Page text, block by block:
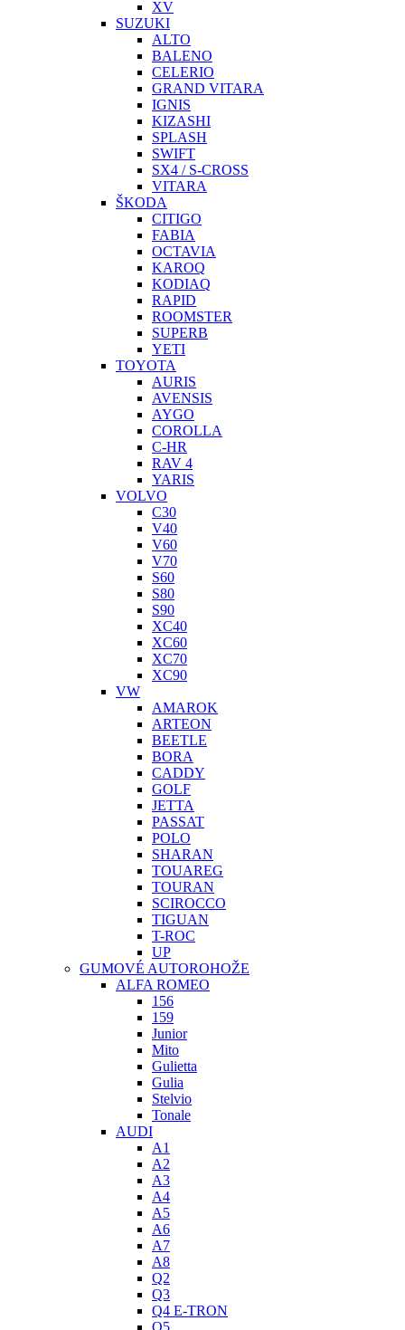
XV
SUZUKI
ALTO
BALENO
CELERIO
GRAND VITARA
IGNIS
KIZASHI
SPLASH
SWIFT
SX4 / S-CROSS
VITARA
ŠKODA
CITIGO
FABIA
OCTAVIA
KAROQ
KODIAQ
RAPID
ROOMSTER
SUPERB
YETI
TOYOTA
AURIS
AVENSIS
AYGO
COROLLA
C-HR
RAV 4
YARIS
VOLVO
C30
V40
V60
V70
S60
S80
S90
XC40
XC60
XC70
XC90
VW
AMAROK
ARTEON
BEETLE
BORA
CADDY
GOLF
JETTA
PASSAT
POLO
SHARAN
TOUAREG
TOURAN
SCIROCCO
TIGUAN
T-ROC
UP
GUMOVÉ AUTOROHOŽE
ALFA ROMEO
156
159
Junior
Mito
Gulietta
Gulia
Stelvio
Tonale
AUDI
A1
A2
A3
A4
A5
A6
A7
A8
Q2
Q3
Q4 E-TRON
Q5